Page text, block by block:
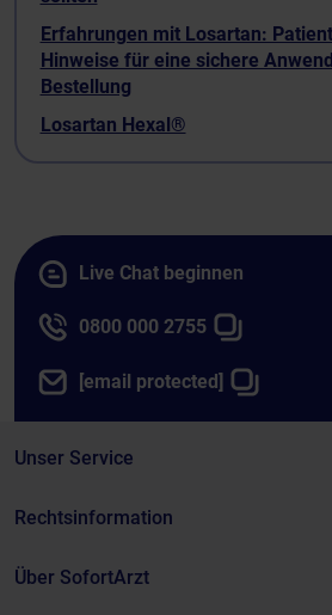
Erfahrungen mit Losartan:
Hinweise für eine sichere
Bestellung
Losartan Hexal®
Live Chat beginnen
0800 000 2755
[email protected]
Unser Service
Rechtsinformation
Über SofortArzt